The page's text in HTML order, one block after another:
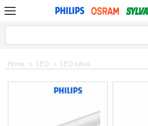
Home > LED > LED tubes